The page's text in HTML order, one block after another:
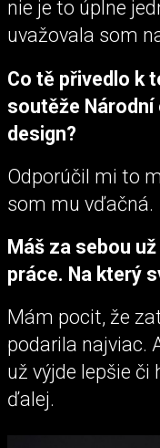
nie je to úplne
uvažovala som
Co tě přivedlo k
soutěže
design?
Odporúčil mi to
som mu vďačná.
Máš za sebou
práce. Na který
Mám pocit, že
podarila najviac.
už výjde lepšie či
ďalej.